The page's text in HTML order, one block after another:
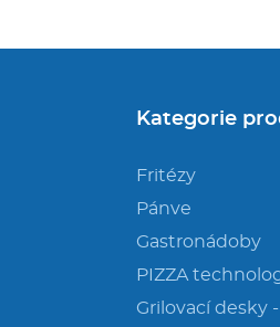
Kategorie
Fritézy
Pánve
Gastronádoby
PIZZA
Grilovací desky